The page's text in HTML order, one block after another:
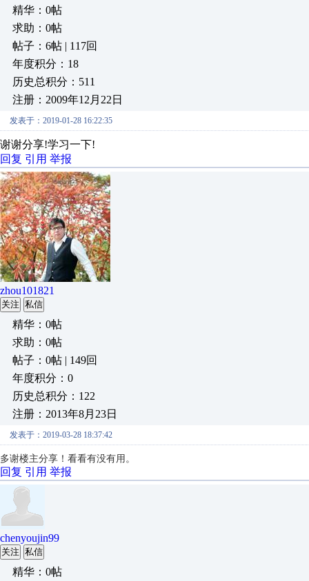
精华：0帖
求助：0帖
帖子：6帖 | 117回
年度积分：18
历史总积分：511
注册：2009年12月22日
发表于：2019-01-28 16:22:35
谢谢分享!学习一下!
回复 引用 举报
zhou101821
关注 私信
精华：0帖
求助：0帖
帖子：0帖 | 149回
年度积分：0
历史总积分：122
注册：2013年8月23日
发表于：2019-03-28 18:37:42
多谢楼主分享！看看有没有用。
回复 引用 举报
chenyoujin99
关注 私信
精华：0帖